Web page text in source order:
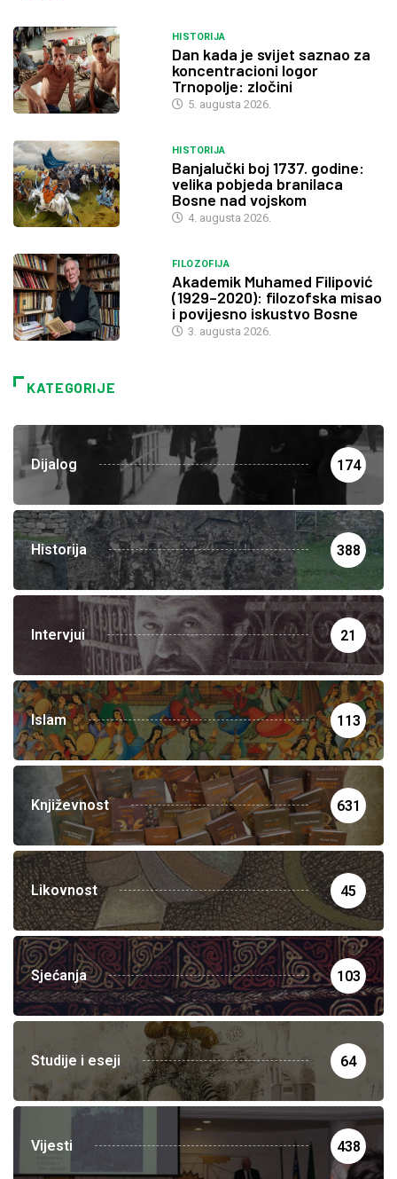
HISTORIJA
Dan kada je svijet saznao za
koncentracioni logor
Trnopolje: zločini
5. augusta 2026.
HISTORIJA
Banjalučki boj 1737. godine:
velika pobjeda branilaca
Bosne nad vojskom
4. augusta 2026.
FILOZOFIJA
Akademik Muhamed Filipović
(1929–2020): filozofska misao
i povijesno iskustvo Bosne
3. augusta 2026.
KATEGORIJE
Dijalog 174
Historija 388
Intervjui 21
Islam 113
Književnost 631
Likovnost 45
Sjećanja 103
Studije i eseji 64
Vijesti 438